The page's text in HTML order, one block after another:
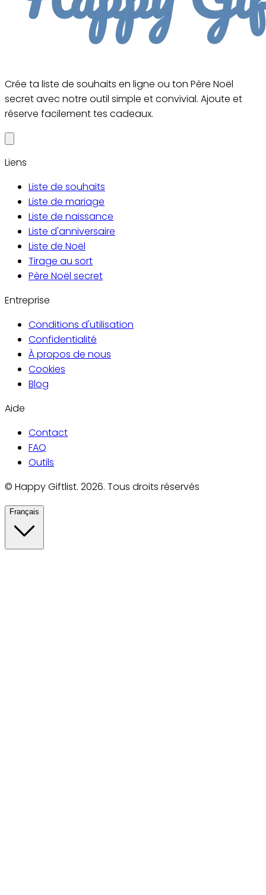
Crée ta liste de souhaits en ligne ou ton Père Noël
secret avec notre outil simple et convivial. Ajoute et
réserve facilement tes cadeaux.
Liens
Liste de souhaits
Liste de mariage
Liste de naissance
Liste d'anniversaire
Liste de Noël
Tirage au sort
Père Noël secret
Entreprise
Conditions d'utilisation
Confidentialité
À propos de nous
Cookies
Blog
Aide
Contact
FAQ
Outils
© Happy Giftlist. 2026. Tous droits réservés
Français